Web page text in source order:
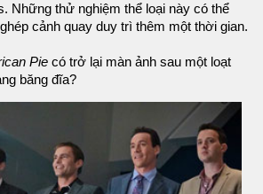
Những thử nghiệm thể loại này có thể
cảnh quay duy trì thêm một thời gian.
Pie có trở lại màn ảnh sau một loạt
băng đĩa?